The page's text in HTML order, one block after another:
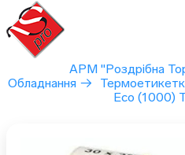
Перейти
вмісту
АРМ "Роздрібна
Обладнання →
Eco (1000)